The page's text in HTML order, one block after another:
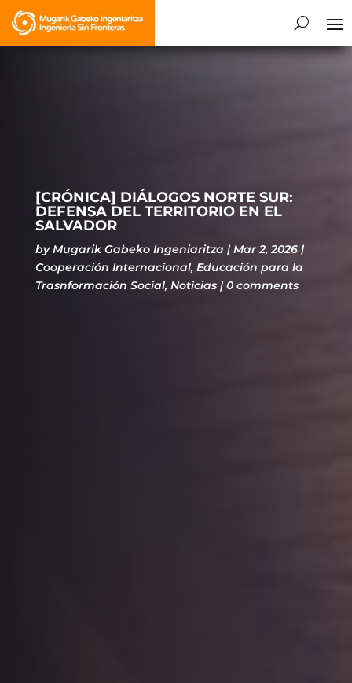
[CRÓNICA] DIÁLOGOS NORTE SUR:
DEFENSA DEL TERRITORIO EN EL
SALVADOR
byMugarik Gabeko Ingeniaritza
Mar 2, 2026
Cooperación Internacional, Educación para la
Trasnformación Social, Noticias 0 comments